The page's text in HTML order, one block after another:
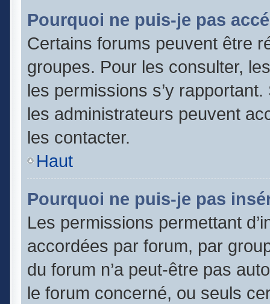
Pourquoi ne puis-je pas
Certains forums peuvent être
groupes. Pour les consulter,
les permissions s’y
les administrateurs peuvent
les contacter.
Haut
Pourquoi ne puis-je pas
Les permissions permettant
accordées par forum, par
du forum n’a peut-être pas
le forum concerné, ou seuls